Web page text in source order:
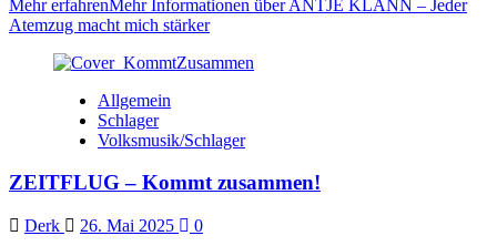
Mehr erfahrenMehr Informationen über ANTJE KLANN – Jeder
Atemzug macht mich stärker
Allgemein
Schlager
Volksmusik/Schlager
ZEITFLUG – Kommt zusammen!
Derk 26. Mai 2025
0